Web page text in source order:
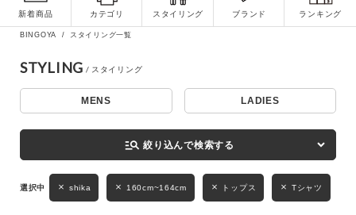
新着商品 カテゴリ スタイリング ブランド ランキング
BINGOYA スタイリング一覧
STYLING
MENS LADIES
manage_search 絞り込んで検索する
shika 160cm~164cm トップス Tシャツ